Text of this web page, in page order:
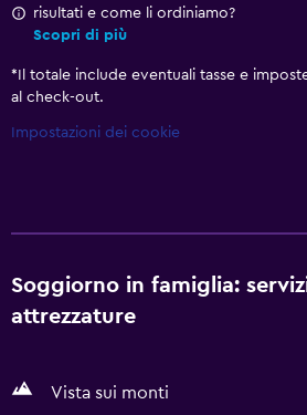
risultati e come li ordiniamo?
Scopri di più
* Il totale include eventuali tasse e
al check-out.
Impostazioni dei cookie
Soggiorno in famiglia:
attrezzature
Vista sui monti